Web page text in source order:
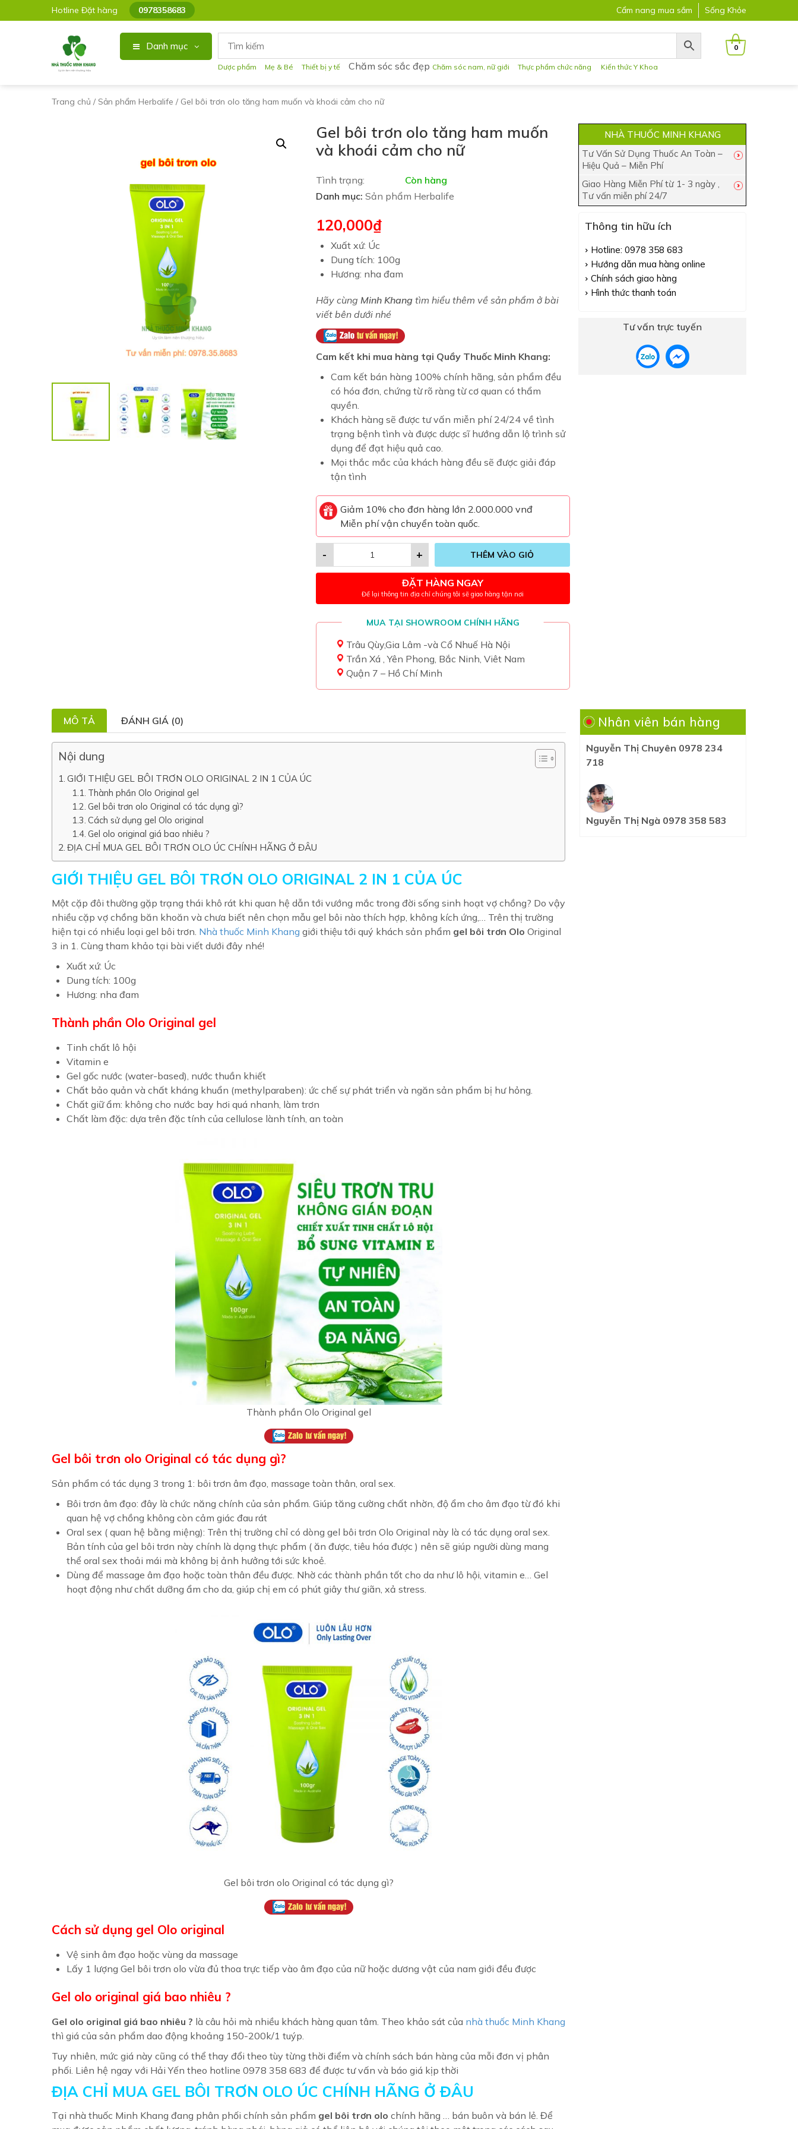
Hotline Đặt hàng 0978358683 Cẩm nang mua sắm Sống Khỏe
Danh mục
Dược phẩm Mẹ & Bé Thiết bị y tế Chăm sóc sắc đẹp Chăm sóc nam, nữ giới Thực phẩm chức năng Kiến thức Y Khoa
0
Trang chủ / Sản phẩm Herbalife / Gel bôi trơn olo tăng ham muốn và khoái cảm cho nữ
Gel bôi trơn olo tăng ham muốn
và khoái cảm cho nữ
Tình trạng:
Còn hàng
Danh mục: Sản phẩm Herbalife
120,000₫
Xuất xứ: Úc
Dung tích: 100g
Hương: nha đam
Hãy cùng Minh Khangtìm hiểu thêm về sản phẩm ở bài
viết bên dưới nhé
Cam kết khi mua hàng tại Quầy Thuốc Minh Khang:
Cam kết bán hàng 100% chính hãng, sản phẩm đều
có hóa đơn, chứng từ rõ ràng từ cơ quan có thẩm
quyền.
Khách hàng sẽ được tư vấn miễn phí 24/24 về tình
trạng bệnh tình và được dược sĩ hướng dẫn lộ trình sử
dụng để đạt hiệu quả cao.
Mọi thắc mắc của khách hàng đều sẽ được giải đáp
tận tình
Giảm 10% cho đơn hàng lớn 2.000.000 vnđ
Miễn phí vận chuyển toàn quốc.
+
- THÊM VÀO GIỎ
ĐẶT HÀNG NGAY
Để lại thông tin địa chỉ chúng tôi sẽ giao hàng tận nơi
MUA TẠI SHOWROOM CHÍNH HÃNG
Trâu Qùy,Gia Lâm -và Cổ Nhuế Hà Nội
Trần Xá , Yên Phong, Bắc Ninh, Viêt Nam
Quận 7 – Hồ Chí Minh
NHÀ THUỐC MINH KHANG
Tư Vấn Sử Dụng Thuốc An Toàn –
Hiệu Quả – Miễn Phí
Giao Hàng Miễn Phí từ 1- 3 ngày ,
Tư vấn miễn phí 24/7
Thông tin hữu ích
Hotline: 0978 358 683
Hướng dẫn mua hàng online
Chính sách giao hàng
Hình thức thanh toán
Tư vấn trực tuyến
MÔ TẢ ĐÁNH GIÁ (0)
Nội dung
GIỚI THIỆU GEL BÔI TRƠN OLO ORIGINAL 2 IN 1 CỦA ÚC
Thành phần Olo Original gel
Gel bôi trơn olo Original có tác dụng gì?
Cách sử dụng gel Olo original
Gel olo original giá bao nhiêu ?
ĐỊA CHỈ MUA GEL BÔI TRƠN OLO ÚC CHÍNH HÃNG Ở ĐÂU
GIỚI THIỆU GEL BÔI TRƠN OLO ORIGINAL 2 IN 1 CỦA ÚC
Một cặp đôi thường gặp trạng thái khô rát khi quan hệ dẫn tới vướng mắc trong đời sống sinh hoạt vợ chồng? Do vậy
nhiều cặp vợ chồng băn khoăn và chưa biết nên chọn mẫu gel bôi nào thích hợp, không kích ứng,… Trên thị trường
hiện tại có nhiều loại gel bôi trơn. Nhà thuốc Minh Khang giới thiệu tới quý khách sản phẩm gel bôi trơn Olo Original
3 in 1. Cùng tham khảo tại bài viết dưới đây nhé!
Xuất xứ: Úc
Dung tích: 100g
Hương: nha đam
Thành phần Olo Original gel
Tinh chất lô hội
Vitamin e
Gel gốc nước (water-based), nước thuần khiết
Chất bảo quản và chất kháng khuẩn (methylparaben): ức chế sự phát triển và ngăn sản phẩm bị hư hỏng.
Chất giữ ẩm: không cho nước bay hơi quá nhanh, làm trơn
Chất làm đặc: dựa trên đặc tính của cellulose lành tính, an toàn
Thành phần Olo Original gel
Gel bôi trơn olo Original có tác dụng gì?
Sản phẩm có tác dụng 3 trong 1: bôi trơn âm đạo, massage toàn thân, oral sex.
Bôi trơn âm đạo: đây là chức năng chính của sản phẩm. Giúp tăng cường chất nhờn, độ ẩm cho âm đạo từ đó khi
quan hệ vợ chồng không còn cảm giác đau rát
Oral sex ( quan hệ bằng miệng): Trên thị trường chỉ có dòng gel bôi trơn Olo Original này là có tác dụng oral sex.
Bản tính của gel bôi trơn này chính là dạng thực phẩm ( ăn được, tiêu hóa được ) nên sẽ giúp người dùng mang
thể oral sex thoải mái mà không bị ảnh hưởng tới sức khoẻ.
Dùng để massage âm đạo hoặc toàn thân đều được. Nhờ các thành phần tốt cho da như lô hội, vitamin e… Gel
hoạt động như chất dưỡng ẩm cho da, giúp chị em có phút giây thư giãn, xả stress.
Gel bôi trơn olo Original có tác dụng gì?
Cách sử dụng gel Olo original
Vệ sinh âm đạo hoặc vùng da massage
Lấy 1 lượng Gel bôi trơn olo vừa đủ thoa trực tiếp vào âm đạo của nữ hoặc dương vật của nam giới đều được
Gel olo original giá bao nhiêu ?
Gel olo original giá bao nhiêu ? là câu hỏi mà nhiều khách hàng quan tâm. Theo khảo sát của nhà thuốc Minh Khang
thì giá của sản phẩm dao động khoảng 150-200k/1 tuýp.
Tuy nhiên, mức giá này cũng có thể thay đổi theo tùy từng thời điểm và chính sách bán hàng của mỗi đơn vị phân
phối. Liên hệ ngay với Hải Yến theo hotline 0978 358 683 để được tư vấn và báo giá kịp thời
ĐỊA CHỈ MUA GEL BÔI TRƠN OLO ÚC CHÍNH HÃNG Ở ĐÂU
Tại nhà thuốc Minh Khang đang phân phối chính sản phẩm gel bôi trơn olo chính hãng … bán buôn và bán lẻ. Để
Nhân viên bán hàng
Nguyễn Thị Chuyên 0978 234
718
Nguyễn Thị Ngà 0978 358 583